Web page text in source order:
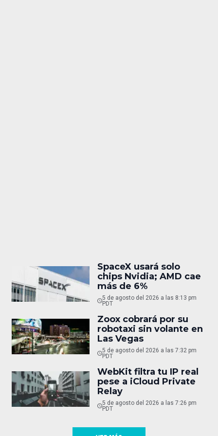
SpaceX usará solo
chips Nvidia; AMD cae
más de 6%
5 de agosto del 2026 a las 8:13 pm
PDT
Zoox cobrará por su
robotaxi sin volante en
Las Vegas
5 de agosto del 2026 a las 7:32 pm
PDT
WebKit filtra tu IP real
pese a iCloud Private
Relay
5 de agosto del 2026 a las 7:26 pm
PDT